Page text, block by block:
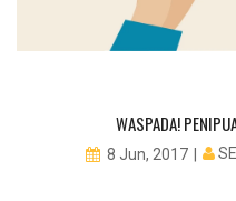
WASPADA!
8 Jun, 2017